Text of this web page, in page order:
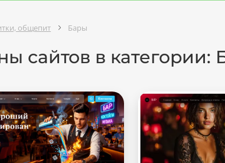
общепит Бары
сайтов в категории: